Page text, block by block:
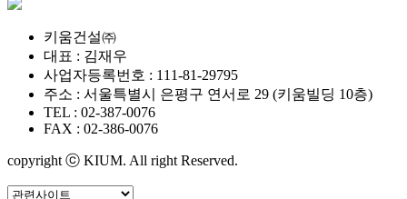
키움건설㈜
대표 : 김재우
사업자등록번호 : 111-81-29795
주소 : 서울특별시 은평구 연서로 29 (키움빌딩 10층)
TEL : 02-387-0076
FAX : 02-386-0076
copyright ⓒ KIUM. All right Reserved.